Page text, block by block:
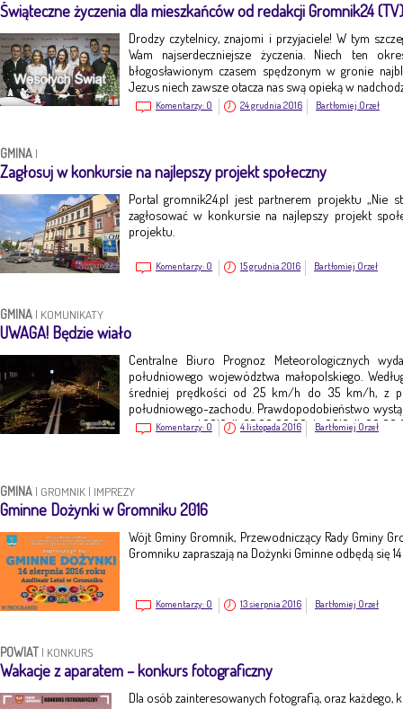
Świąteczne życzenia dla mieszkańców od redakcji Gromnik24 (TV)
Drodzy czytelnicy, znajomi i przyjaciele! W tym
Wam najserdeczniejsze życzenia. Niech ten
błogosławionym czasem spędzonym w gronie
Jezus niech zawsze otacza nas swą opieką w
Komentarzy: 0 24 grudnia 2016 Bartłomiej Orzeł
GMINA |
Zagłosuj w konkursie na najlepszy projekt społeczny
Portal gromnik24.pl jest partnerem projektu „Nie
zagłosować w konkursie na najlepszy projekt
projektu.
Komentarzy: 0 15 grudnia 2016 Bartłomiej Orzeł
GMINA | KOMUNIKATY
UWAGA! Będzie wiało
Centralne Biuro Prognoz Meteorologicznych
południowego województwa małopolskiego.
średniej prędkości od 25 km/h do 35 km/h, z
południowego-zachodu. Prawdopodobieństwo
jest ważne o d 2016-11-05 08:00:00 do 2016-11-06
Komentarzy: 0 4 listopada 2016 Bartłomiej Orzeł
GMINA | GROMNIK | IMPREZY
Gminne Dożynki w Gromniku 2016
Wójt Gminy Gromnik, Przewodniczący Rady Gminy
Gromniku zapraszają na Dożynki Gminne odbędą się
Komentarzy: 0 13 sierpnia 2016 Bartłomiej Orzeł
POWIAT | KONKURS
Wakacje z aparatem – konkurs fotograficzny
Dla osób zainteresowanych fotografią, oraz każdego,